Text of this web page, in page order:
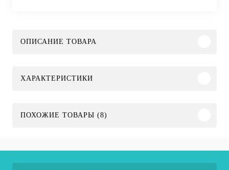
ОПИСАНИЕ ТОВАРА
ХАРАКТЕРИСТИКИ
ПОХОЖИЕ ТОВАРЫ (8)